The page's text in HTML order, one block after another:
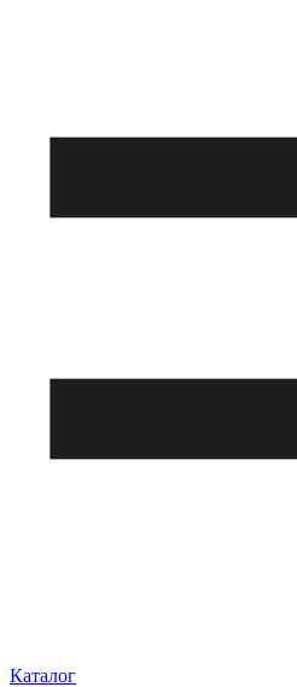
Каталог